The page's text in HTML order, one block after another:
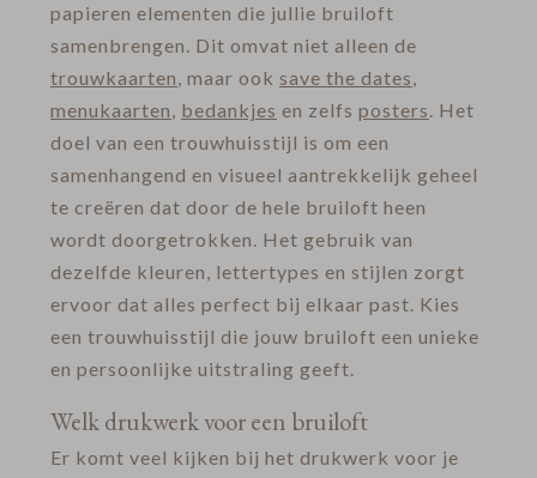
papieren elementen die jullie bruiloft
samenbrengen. Dit omvat niet alleen de
trouwkaarten, maar ook save the dates,
menukaarten, bedankjes en zelfs posters. Het
doel van een trouwhuisstijl is om een
samenhangend en visueel aantrekkelijk geheel
te creëren dat door de hele bruiloft heen
wordt doorgetrokken. Het gebruik van
dezelfde kleuren, lettertypes en stijlen zorgt
ervoor dat alles perfect bij elkaar past. Kies
een trouwhuisstijl die jouw bruiloft een unieke
en persoonlijke uitstraling geeft.
Welk drukwerk voor een bruiloft
Er komt veel kijken bij het drukwerk voor je